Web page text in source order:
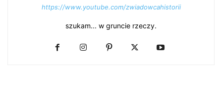
https://www.youtube.com/zwiadowcahistorii
szukam... w gruncie rzeczy.